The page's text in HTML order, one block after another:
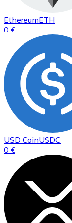
EthereumETH
0 €
USD CoinUSDC
0 €